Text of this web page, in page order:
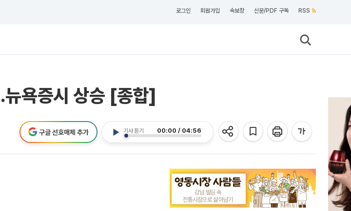
로그인 회원가입 속보창 신문/PDF 구독 RSS
뉴욕증시 상승 [종합]
기사 듣기 00:00 / 04:56
구글 선호매체 추가